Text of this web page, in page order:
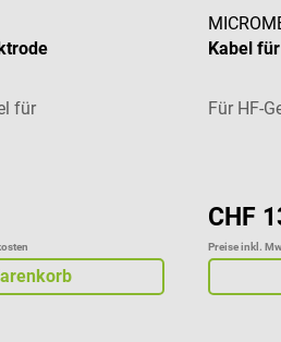
für
Kabel
Für HF-
CHF
Preise inkl.